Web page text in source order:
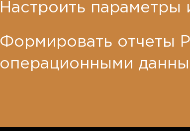
Настроить
Формировать отчеты
операционными